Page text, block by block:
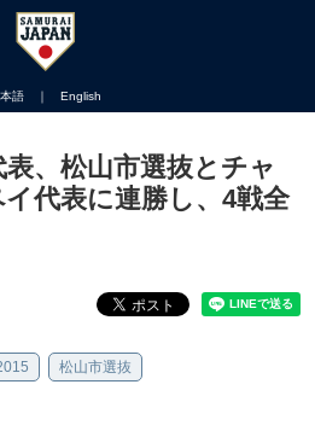
語 ｜ English
、松山市選抜とチャ
代表に連勝し、4戦全
松山市選抜